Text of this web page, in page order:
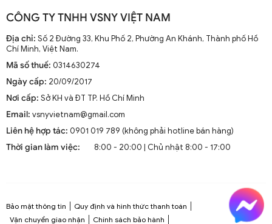
CÔNG TY TNHH VSNY VIỆT NAM
Địa chỉ: Số 2 Đường 33, Khu Phố 2, Phường An Khánh, Thành phố Hồ
Chí Minh, Việt Nam.
Mã số thuế: 0314630274
Ngày cấp: 20/09/2017
Nơi cấp: Sở KH và ĐT TP. Hồ Chí Minh
Email: vsnyvietnam@gmail.com
Liên hệ hợp tác: 0901 019 789 (không phải hotline bán hàng)
Thời gian làm việc:
8:00 - 20:00 | Chủ nhật 8:00 - 17:00
Bảo mật thông tin
Quy định và hình thức thanh toán
Vận chuyển giao nhận
Chính sách bảo hành